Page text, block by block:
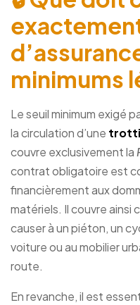
minimums
Le seuil minimum exigé
la circulation d’une
couvre exclusivement la
contrat obligatoire est
financièrement aux
matériels. Il couvre ainsi
causer à un piéton, un
voiture ou au mobilier
route.
En revanche, il est